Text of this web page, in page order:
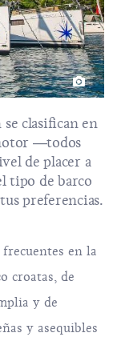
clasifican en
―todos
de placer a
tipo de barco
preferencias.
en la
croatas, de
y de
y asequibles